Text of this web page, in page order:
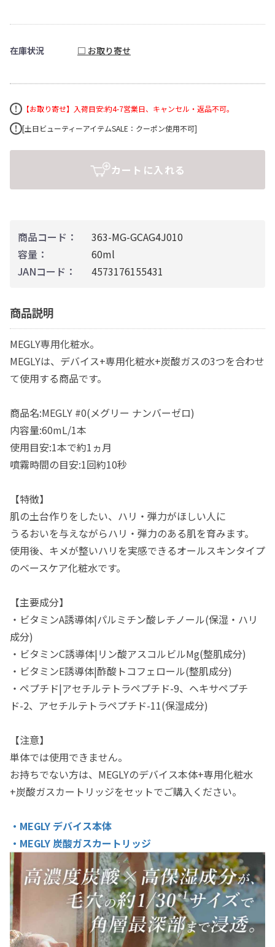
商品コード：
363-MG-GCAG4J010
容量：
60ml
JANコード：
4573176155431
商品説明
MEGLY専用化粧水。
MEGLYは、デバイス+専用化粧水+炭酸ガスの3つを合わせ
て使用する商品です。
商品名:MEGLY #0(メグリー ナンバーゼロ)
内容量:60mL/1本
使用目安:1本で約1ヵ月
噴霧時間の目安:1回約10秒
【特徴】
肌の土台作りをしたい、ハリ・弾力がほしい人に
うるおいを与えながらハリ・弾力のある肌を育みます。
使用後、キメが整いハリを実感できるオールスキンタイプ
のベースケア化粧水です。
【主要成分】
・ビタミンA誘導体|パルミチン酸レチノール(保湿・ハリ
成分)
・ビタミンC誘導体|リン酸アスコルビルMg(整肌成分)
・ビタミンE誘導体|酢酸トコフェロール(整肌成分)
・ペプチド|アセチルテトラペプチド-9、ヘキサペプチ
ド-2、アセチルテトラペプチド-11(保湿成分)
【注意】
単体では使用できません。
お持ちでない方は、MEGLYのデバイス本体+専用化粧水
+炭酸ガスカートリッジをセットでご購入ください。
・MEGLY デバイス本体
・MEGLY 炭酸ガスカートリッジ
在庫状況 □ お取り寄せ
【お取り寄せ】入荷目安:約4-7営業日、キャンセル・返品不可。
[土日ビューティーアイテムSALE：クーポン使用不可]
カートに入れる